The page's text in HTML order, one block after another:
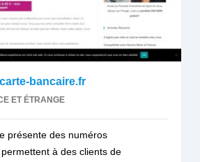
bancaire.fr
ET ÉTRANGE
présente des numéros
à des clients de